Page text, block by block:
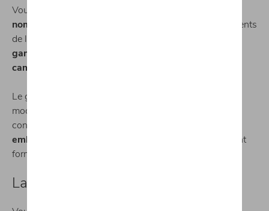
Vous pouvez découvrir dans nos
nombreux modèles
, représentatifs de différents segments
de la gamme :
gamme, SUV compact ou premium, sportive,
camionnette ou pick-up
Le groupe Volkswagen fait régulièrement évoluer ses
modèles afin de toujours correspondre aux attentes du
conducteur, en termes de
embarquées
notamment. Nos conseillers en vente sont
formés en direct par le constructeur.
Large choix de véhicules de stock